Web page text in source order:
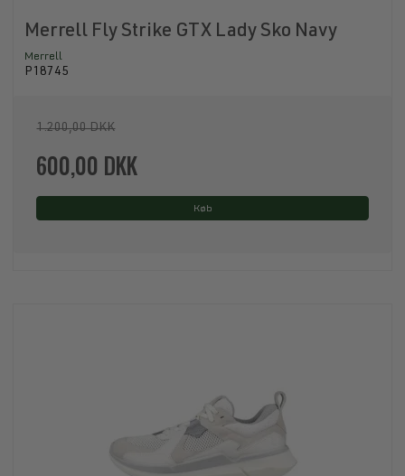
Merrell Fly Strike GTX Lady Sko Navy
Merrell
P18745
1.200,00 DKK
600,00 DKK
Køb